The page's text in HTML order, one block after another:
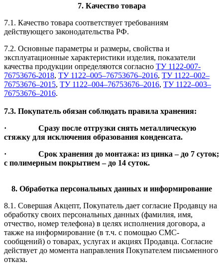
7. Качество товара
7.1. Качество товара соответствует требованиям
действующего законодательства РФ.
7.2. Основные параметры и размеры, свойства и
эксплуатационные характеристики изделия, показатели
качества продукции определяются согласно ТУ 1122-007-
76753676-2018, ТУ 1122–005–76753676–2016, ТУ 1122–002–
76753676–2015, ТУ 1122–004–76753676–2016, ТУ 1122–003–
76753676–2016.
7.3. Покупатель обязан соблюдать правила хранения:
· Сразу после отгрузки снять металлическую
стяжку для исключения образования конденсата.
· Срок хранения до монтажа: из цинка – до 7 суток;
с полимерным покрытием – до 14 суток.
8. Обработка персональных данных и информирование
8.1. Совершая Акцепт, Покупатель дает согласие Продавцу на
обработку своих персональных данных (фамилия, имя,
отчество, номер телефона) в целях исполнения договора, а
также на информирование (в т.ч. с помощью СМС-
сообщений) о товарах, услугах и акциях Продавца. Согласие
действует до момента направления Покупателем письменного
отказа.